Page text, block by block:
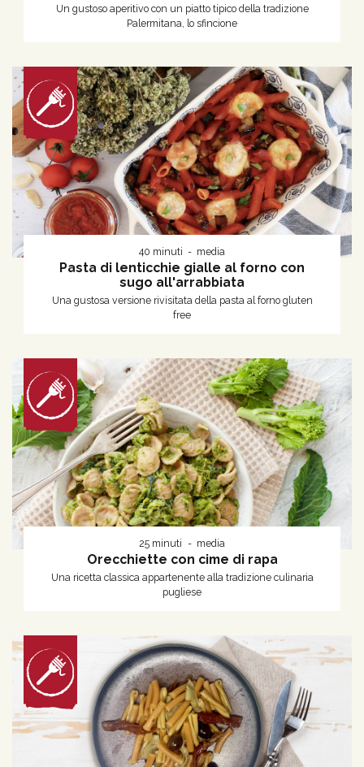
Un gustoso aperitivo con un piatto tipico della tradizione
Palermitana, lo sfincione
40 minuti media
Pasta di lenticchie gialle al forno con
sugo all'arrabbiata
Una gustosa versione rivisitata della pasta al forno gluten
free
25 minuti media
Orecchiette con cime di rapa
Una ricetta classica appartenente alla tradizione culinaria
pugliese